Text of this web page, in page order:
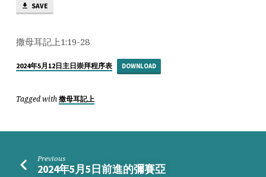
日
拿
麼
答
SAVE
撒母耳記上1:19-28
2024年5月12日主日崇拜程序表 DOWNLOAD
Tagged with 撒母耳記上
Previous
2024年5月5日前進的彌賽亞